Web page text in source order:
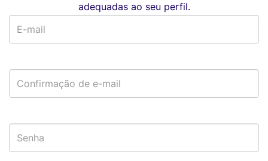
adequadas ao seu perfil.